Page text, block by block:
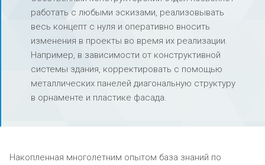
работать с любыми эскизами, реализовывать
весь концепт с нуля и оперативно вносить
изменения в проекты во время их реализации.
Например, в зависимости от конструктивной
системы здания, корректировать с помощью
металлических панелей диагональную структуру
в орнаменте и пластике фасада.
Накопленная многолетним опытом база знаний по